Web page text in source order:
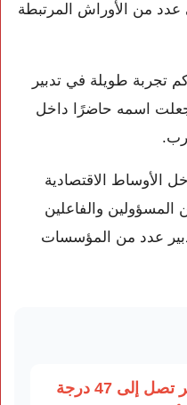
من الأوراش المرتبطة
تجربة طويلة في تدبير
جعلت اسمه حاضرًا داخل
الأوساط الاقتصادية
والفاعلين
عدد من المؤسسات
✔ نشرة إنذارية.. موجة حر تصل إلى 47 درجة